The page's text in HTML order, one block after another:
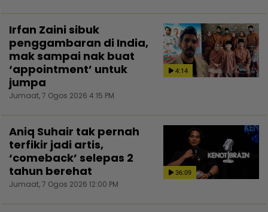
4:14
Irfan Zaini sibuk
penggambaran di India,
mak sampai nak buat
‘appointment’ untuk
jumpa
Jumaat, 7 Ogos 2026 4:15 PM
36:09
Aniq Suhair tak pernah
terfikir jadi artis,
‘comeback’ selepas 2
tahun berehat
Jumaat, 7 Ogos 2026 12:00 PM